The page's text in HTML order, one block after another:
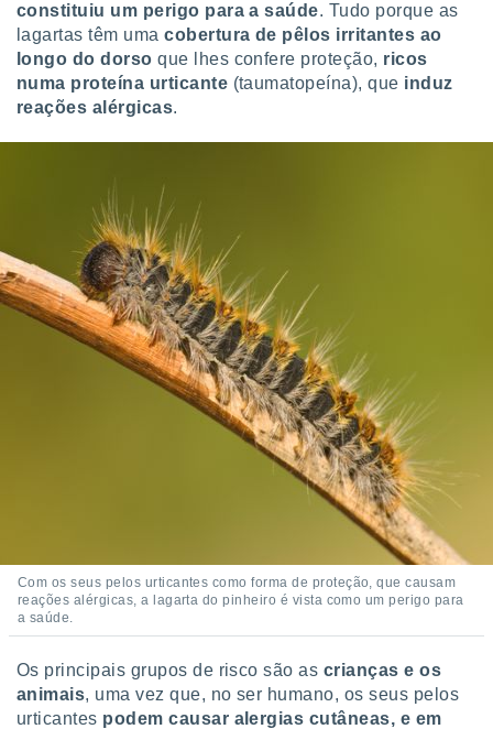
o
de
ou aceder
utilizar
os
de
ou
de dados
e melhorar
dados
constituiu um perigo para a saúde. Tudo porque as
lagartas têm umacobertura de pêlos irritantes ao
longo do dorso que lhes confere proteção, ricos
numa proteína urticante (taumatopeína), que induz
reações alérgicas.
Com os seus pelos urticantes como forma de proteção, que causam
reações alérgicas, a lagarta do pinheiro é vista como um perigo para
a saúde.
Os principais grupos de risco são as crianças e os
animais, uma vez que, no ser humano, os seus pelos
urticantes podem causar alergias cutâneas, e em